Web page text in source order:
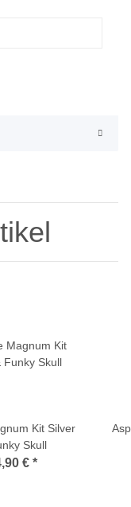
Kit Silver
Skull
€ *